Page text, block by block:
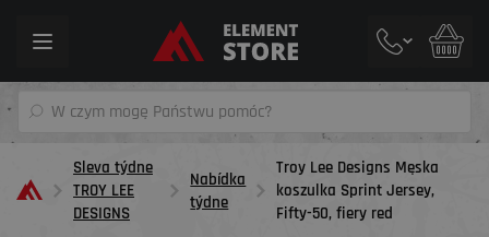
Toggle
Sleva týdne
TROY LEE
DESIGNS
Nabídka
týdne
Troy Lee Designs Męska
koszulka Sprint Jersey,
Fifty-50, fiery red